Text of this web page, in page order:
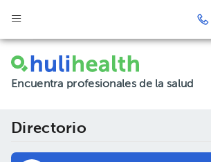
Encuentra profesionales de la salud
Directorio